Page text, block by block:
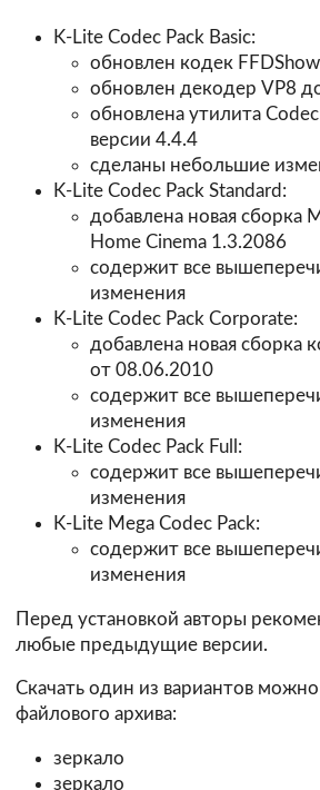
K-Lite Codec Pack Basic:
обновлен кодек
обновлен декодер VP8
обновлена утилита
версии 4.4.4
сделаны небольшие
K-Lite Codec Pack Standard:
добавлена новая сборка
Home Cinema 1.3.2086
содержит все
изменения
K-Lite Codec Pack Corporate:
добавлена новая сборка
от 08.06.2010
содержит все
изменения
K-Lite Codec Pack Full:
содержит все
изменения
K-Lite Mega Codec Pack:
содержит все
изменения
Перед установкой авторы
любые предыдущие версии.
Скачать один из вариантов
файлового архива:
зеркало
зеркало